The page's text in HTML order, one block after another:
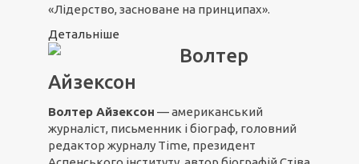
«Лідерство, засноване на принципах».
Детальніше
Волтер
Айзексон
Волтер Айзексон — американський
журналіст, письменник і біограф, головний
редактор журналу Time, президент